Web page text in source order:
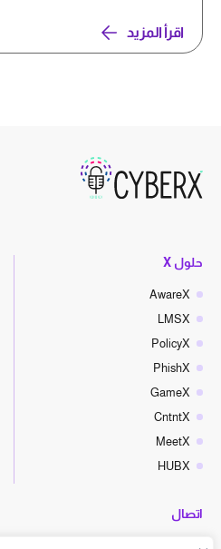
اقرأ المزيد
حلول X
AwareX
LMSX
PolicyX
PhishX
GameX
CntntX
MeetX
HUBX
اتصال
hello@cyberx.world